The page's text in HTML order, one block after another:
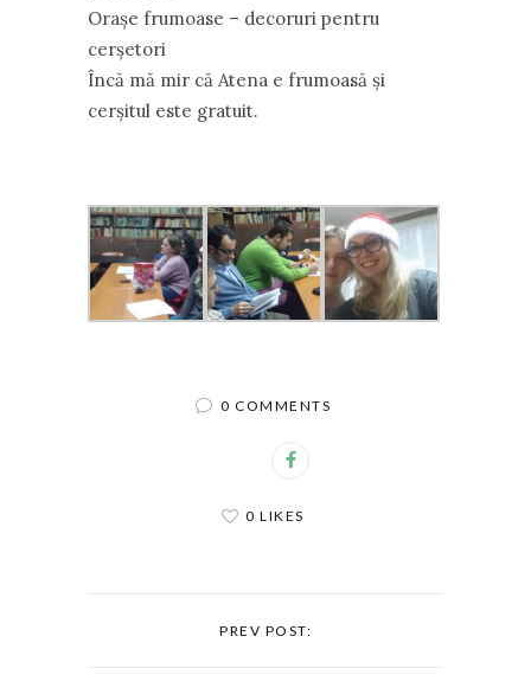
Orașe frumoase – decoruri pentru
cerșetori
Încă mă mir că Atena e frumoasă și
cerșitul este gratuit.
0 COMMENTS
0 LIKES
PREV POST: